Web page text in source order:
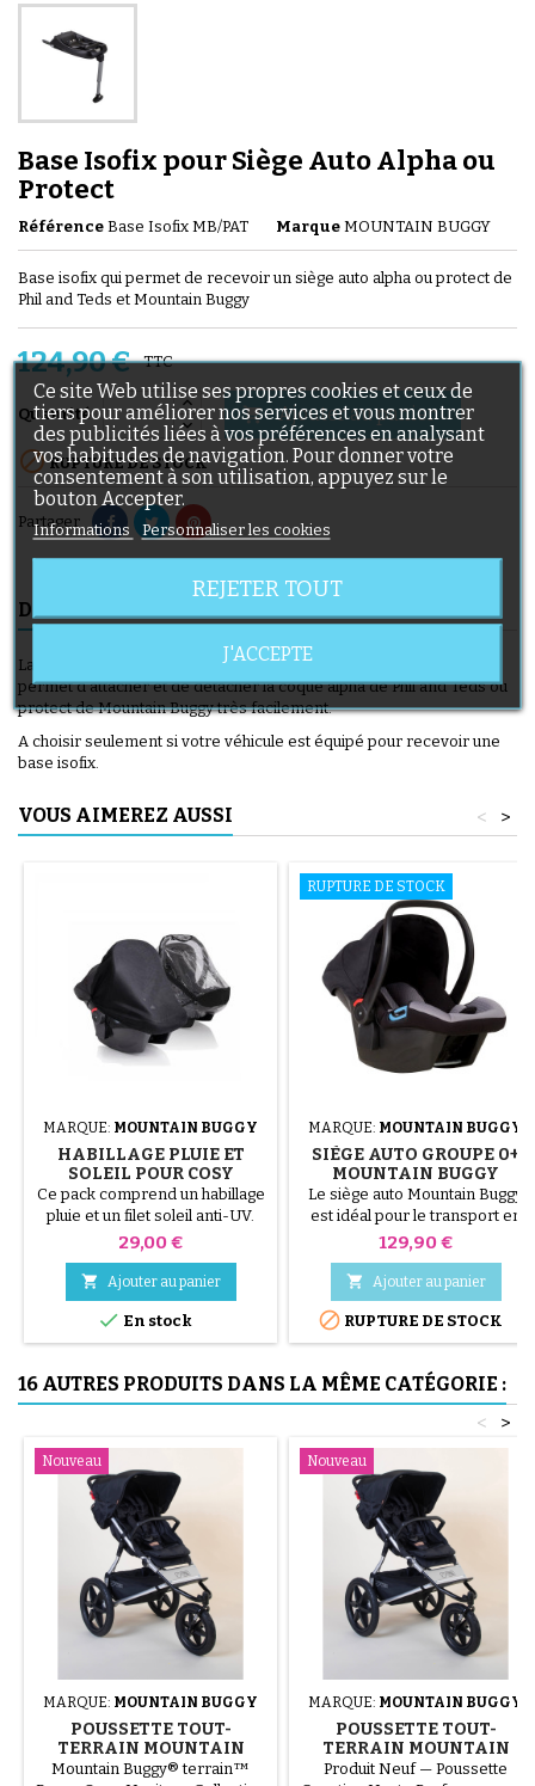
Base Isofix pour Siège Auto Alpha ou
Protect
Référence Base Isofix MB/PAT Marque MOUNTAIN BUGGY
Base isofix qui permet de recevoir un siège auto alpha ou protect de
Phil and Teds et Mountain Buggy
124,90 € TTC
Quantité  Ajouter au panier
RUPTURE DE STOCK
Partager
DESCRIPTION
La Base isofix pour siège auto coque alpha ou protect - groupe 0
permet d'attacher et de détacher la coque alpha de Phil and Teds ou
protect de Mountain Buggy très facilement.
A choisir seulement si votre véhicule est équipé pour recevoir une
base isofix.
VOUS AIMEREZ AUSSI >
<
MARQUE: MOUNTAIN BUGGY
HABILLAGE PLUIE ET
SOLEIL POUR COSY
MOUNTAIN BUGGY - PHIL
AND TEDS
Ce pack comprend un habillage
pluie et un filet soleil anti-UV.
Prix
29,00 €
 Ajouter au panier
 En stock
RUPTURE DE STOCK
MARQUE: MOUNTAIN BUGGY
SIÈGE AUTO GROUPE 0+
MOUNTAIN BUGGY
PROTECT
Le siège auto Mountain Buggy
est idéal pour le transport en
voiture de votre nouveau-né
fixer sur les poussettes
Mountain Buggy et Phil And
Teds avec adaptateurs vendus
en option.
Prix
129,90 €
 Ajouter au panier
 RUPTURE DE STOCK
16 AUTRES PRODUITS DANS LA MÊME CATÉGORIE :
>
<
Nouveau
MARQUE: MOUNTAIN BUGGY
POUSSETTE TOUT-
TERRAIN MOUNTAIN
BUGGY TERRAIN –
Mountain Buggy® terrain™
Nouveau
MARQUE: MOUNTAIN BUGGY
POUSSETTE TOUT-
TERRAIN MOUNTAIN
BUGGY TERRAIN –
Produit Neuf — Poussette
Ce site Web utilise ses propres cookies et ceux de
tiers pour améliorer nos services et vous montrer
des publicités liées à vos préférences en analysant
vos habitudes de navigation. Pour donner votre
consentement à son utilisation, appuyez sur le
bouton Accepter.
Informations Personnaliser les cookies
REJETER TOUT
J'ACCEPTE